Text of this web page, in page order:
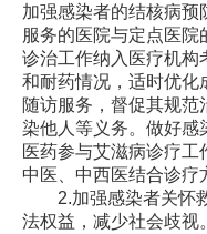
加强感染者的结核病预
服务的医院与定点医
诊治工作纳入医疗机构
和耐药情况，适时优化
随访服务，督促其规
染他人等义务。做好感
医药参与艾滋病诊疗
中医、中西医结合诊疗
2.加强感染者关怀
法权益，减少社会歧视